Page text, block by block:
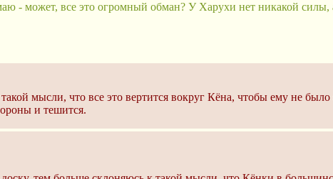
- может, все это огромный обман? У Харухи нет никакой
мысли, что все это вертится вокруг Кёна, чтобы ему не
и тешится.